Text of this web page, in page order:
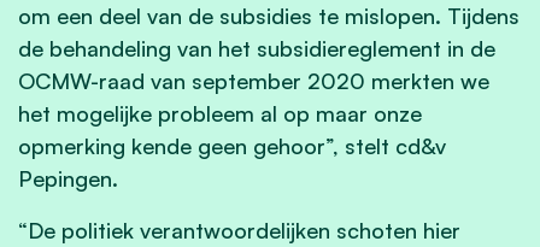
om een deel van de subsidies te mislopen. Tijdens
de behandeling van het subsidiereglement in de
OCMW-raad van september 2020 merkten we
het mogelijke probleem al op maar onze
opmerking kende geen gehoor”, stelt cd&v
Pepingen.
“De politiek verantwoordelijken schoten hier